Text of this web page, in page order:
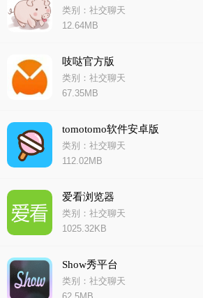
类别：社交聊天
12.64MB
吱哒官方版
类别：社交聊天
67.35MB
tomotomo软件安卓版
类别：社交聊天
112.02MB
爱看浏览器
类别：社交聊天
1025.32KB
Show秀平台
类别：社交聊天